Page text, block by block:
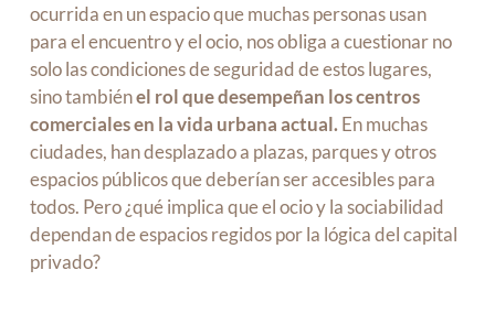
ocurrida en un espacio que muchas personas usan
para el encuentro y el ocio, nos obliga a cuestionar no
solo las condiciones de seguridad de estos lugares,
sino tambiénel rol que desempeñan los centros
comerciales en la vida urbana actual. En muchas
ciudades, han desplazado a plazas, parques y otros
espacios públicos que deberían ser accesibles para
todos. Pero ¿qué implica que el ocio y la sociabilidad
dependan de espacios regidos por la lógica del capital
privado?